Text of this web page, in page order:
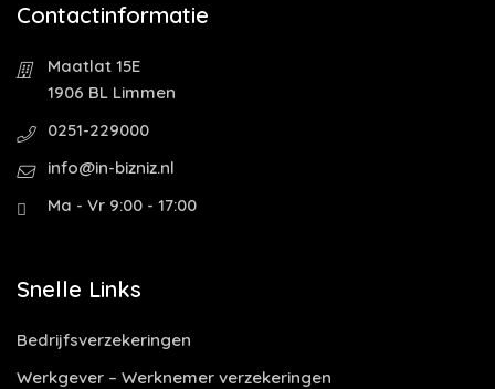
Contactinformatie
Maatlat 15E
1906 BL Limmen
0251-229000
info@in-bizniz.nl
Ma - Vr 9:00 - 17:00
Snelle Links
Bedrijfsverzekeringen
Werkgever – Werknemer verzekeringen